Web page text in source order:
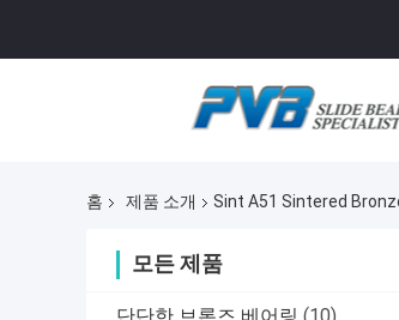
홈 제품 소개 Sint A51 Sintered
모든 제품